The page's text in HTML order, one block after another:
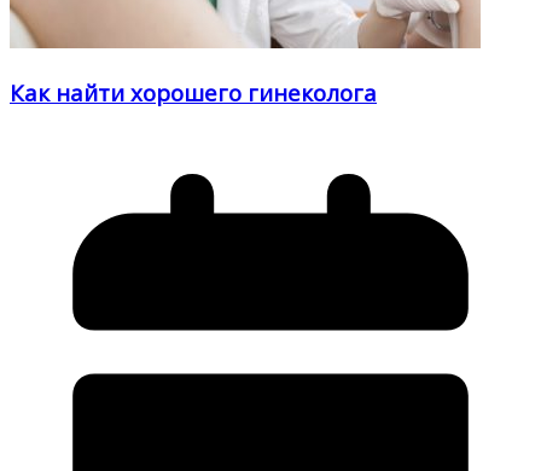
Как найти хорошего гинеколога